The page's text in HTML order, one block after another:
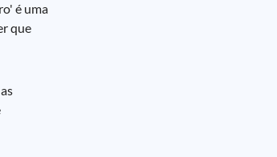
é uma
que